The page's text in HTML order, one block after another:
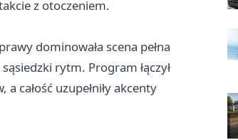
z otoczeniem.
dominowała scena pełna
rytm. Program łączył
całość uzupełniły akcenty